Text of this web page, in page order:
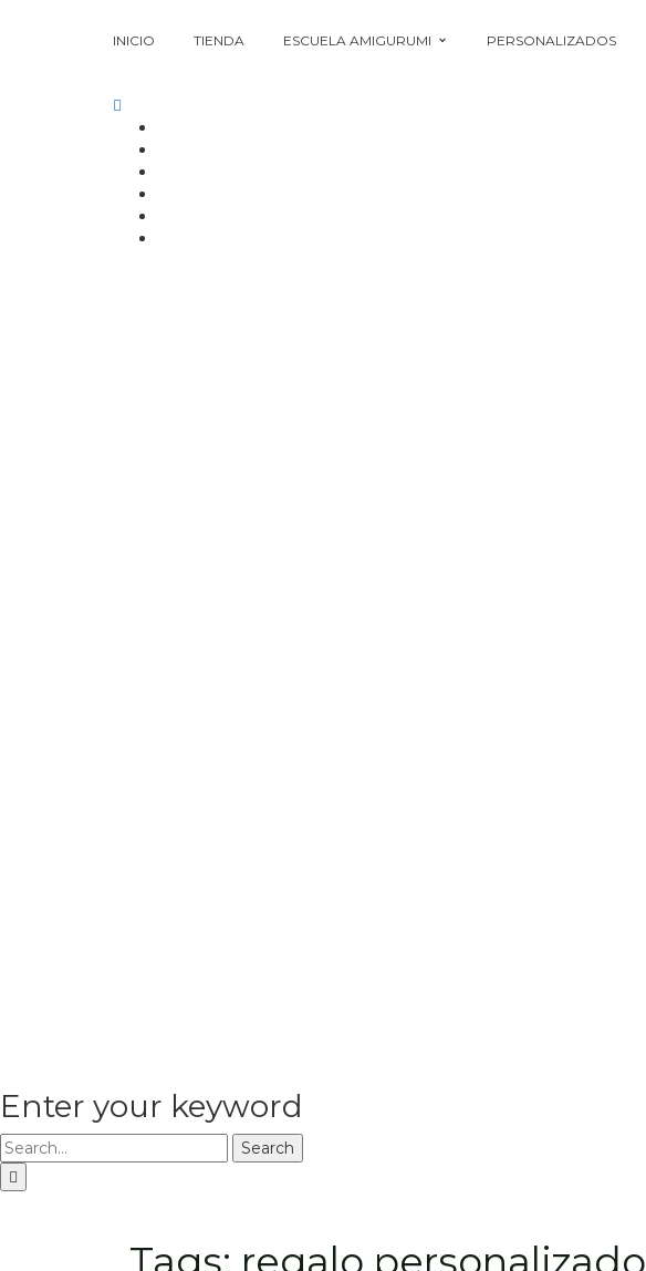
INICIO TIENDA ESCUELA AMIGURUMI PERSONALIZADOS
Enter your keyword
Search
Tags: regalo personalizado